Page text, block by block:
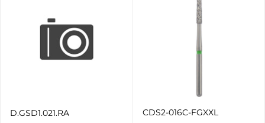
D.GSD1.021.RA CDS2-016C-FGXXL